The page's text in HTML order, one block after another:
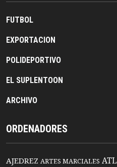
FUTBOL
EXPORTACION
POLIDEPORTIVO
EL SUPLENTOON
ARCHIVO
ORDENADORES
AJEDREZ ARTES MARCIALES